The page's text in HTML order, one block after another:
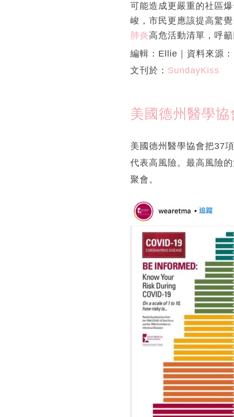
可能造成更嚴重的社區爆
峻，市民更應該提高驚覺
肺炎 高危活動清單，呼
編輯：Ellie｜資料來源
文刊於： SundayKiss
美國德州醫學協
美國德州醫學協會把37
代表高風險。最高風險
聚會。